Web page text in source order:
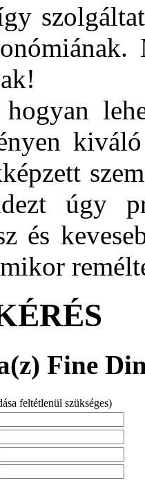
úgy
és
Fine
feltétlenül szükséges)